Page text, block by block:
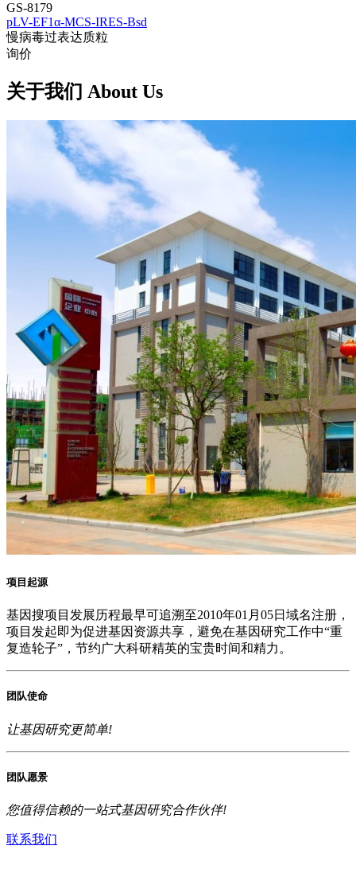
GS-8179
pLV-EF1α-MCS-IRES-Bsd
慢病毒过表达质粒
询价
关于我们 About Us
项目起源
基因搜项目发展历程最早可追溯至2010年01月05日域名注册，
项目发起即为促进基因资源共享，避免在基因研究工作中“重
复造轮子”，节约广大科研精英的宝贵时间和精力。
团队使命
让基因研究更简单!
团队愿景
您值得信赖的一站式基因研究合作伙伴!
联系我们